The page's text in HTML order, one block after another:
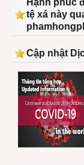
Hạnh phúc
tệ xá này
Cập nhật